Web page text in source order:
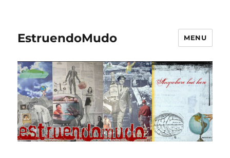
EstruendoMudo MENU